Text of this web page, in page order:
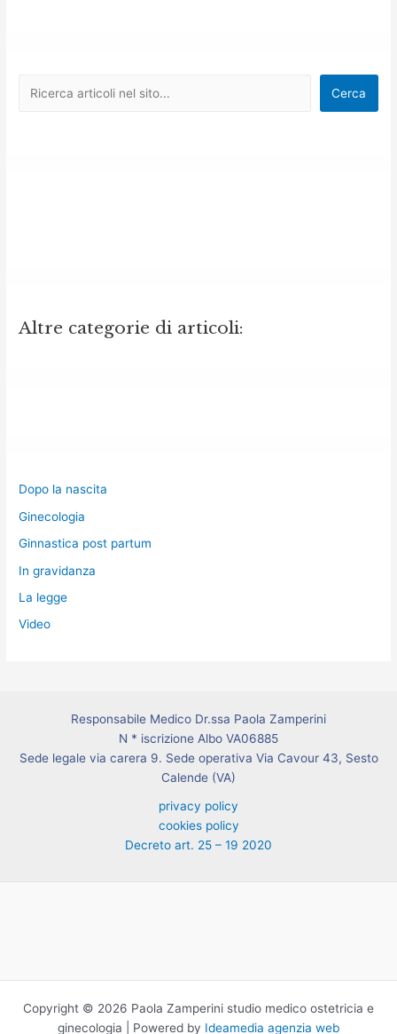
Cerca
Altre categorie di articoli:
Dopo la nascita
Ginecologia
Ginnastica post partum
In gravidanza
La legge
Video
Responsabile Medico Dr.ssa Paola Zamperini
N * iscrizione Albo VA06885
Sede legale via carera 9. Sede operativa Via Cavour 43, Sesto
Calende (VA)
privacy policy
cookies policy
Decreto art. 25 – 19 2020
Copyright © 2026 Paola Zamperini studio medico ostetricia e
ginecologia | Powered by Ideamedia agenzia web